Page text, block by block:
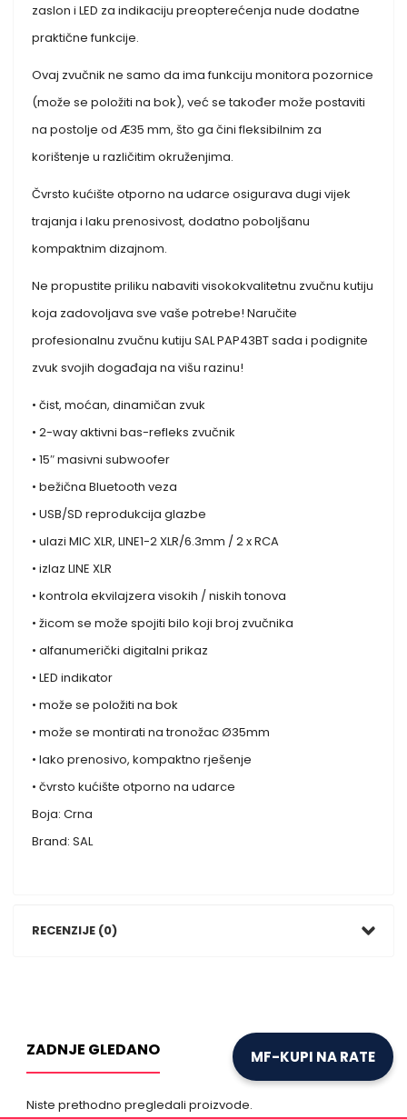
zaslon i LED za indikaciju preopterećenja nude dodatne
praktične funkcije.
Ovaj zvučnik ne samo da ima funkciju monitora pozornice
(može se položiti na bok), već se također može postaviti
na postolje od Æ35 mm, što ga čini fleksibilnim za
korištenje u različitim okruženjima.
Čvrsto kućište otporno na udarce osigurava dugi vijek
trajanja i laku prenosivost, dodatno poboljšanu
kompaktnim dizajnom.
Ne propustite priliku nabaviti visokokvalitetnu zvučnu kutiju
koja zadovoljava sve vaše potrebe! Naručite
profesionalnu zvučnu kutiju SAL PAP43BT sada i podignite
zvuk svojih događaja na višu razinu!
• čist, moćan, dinamičan zvuk
• 2-way aktivni bas-refleks zvučnik
• 15″ masivni subwoofer
• bežična Bluetooth veza
• USB/SD reprodukcija glazbe
• ulazi MIC XLR, LINE1-2 XLR/6.3mm / 2 x RCA
• izlaz LINE XLR
• kontrola ekvilajzera visokih / niskih tonova
• žicom se može spojiti bilo koji broj zvučnika
• alfanumerički digitalni prikaz
• LED indikator
• može se položiti na bok
• može se montirati na tronožac Ø35mm
• lako prenosivo, kompaktno rješenje
• čvrsto kućište otporno na udarce
Boja: Crna
Brand: SAL
RECENZIJE (0)
ZADNJE GLEDANO
Niste prethodno pregledali proizvode.
MF-KUPI NA RATE